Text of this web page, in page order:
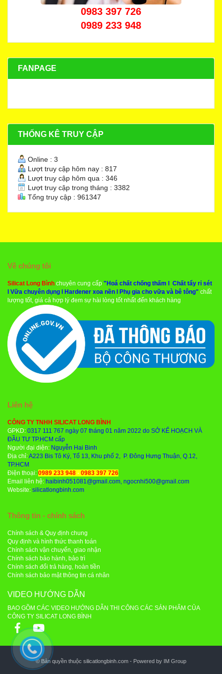
VIDEO HƯỚNG DẪN
BAO GỒM CÁC VIDEO HƯỚNG DẪN THI CÔNG CÁC SẢN PHẨM CỦA
CÔNG TY SILICAT LONG BÌNH
Về chúng tôi
Silicat Long Bình chuyên cung cấp " Hoá chất chống thấm
Chất tẩy rỉ sét
Vữa chuyên dụng Hardener xoa nền Phụ gia cho vữa và bê tông" chất
lượng tốt, giá cả hợp lý đem sự hài lòng tốt nhất đến khách hàng
Liên hệ
CÔNG TY TNHH SILICAT LONG BÌNH
GPKD: 0317 111 767 ngày 07 tháng 01 năm 2022 do SỞ KẾ HOẠCH VÀ
ĐẦU TƯ TP.HCM cấp
Người đại diện: Nguyễn Hai Binh
Địa chỉ:A223 Bis Tô Ký, Tổ 13, Khu phố 2, P. Đông Hưng Thuận, Q.12,
TP.HCM
Điện thoại: 0989 233 948 - 0983 397 726
Email liên hệ: haibinh051081@gmail.com, ngocnhi500@gmail.com
Website: silicatlongbinh.com
Thông tin - chính sách
Chính sách & Quy định chung
Quy định và hình thức thanh toán
Chính sách vận chuyển, giao nhận
Chính sách bảo hành, bảo trì
Chính sách đổi trả hàng, hoàn tiền
Chính sách bảo mật thông tin cá nhân
© Bản quyền thuộc silicatlongbinh.com - Powered by IM Group
0983 397 726
0989 233 948
FANPAGE
THỐNG KÊ TRUY CẬP
Online : 3
Lượt truy cập hôm nay : 817
Lượt truy cập hôm qua : 346
Lượt truy cập trong tháng : 3382
Tổng truy cập : 961347